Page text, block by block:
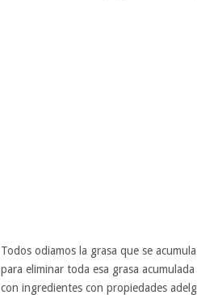
Todos odiamos la grasa que se
para eliminar toda esa grasa
con ingredientes con propiedades